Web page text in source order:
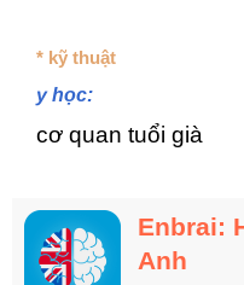
* kỹ thuật
y học:
cơ quan tuổi già
Enbrai:
Anh